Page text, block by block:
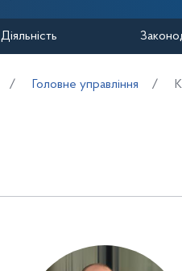
Діяльність
Головне управління